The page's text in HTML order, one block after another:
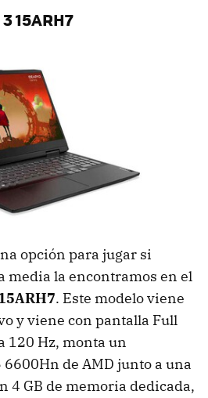
15ARH7
opción para jugar si
media la encontramos en el
. Este modelo viene
y viene con pantalla Full
120 Hz, monta un
de AMD junto a una
4 GB de memoria dedicada,